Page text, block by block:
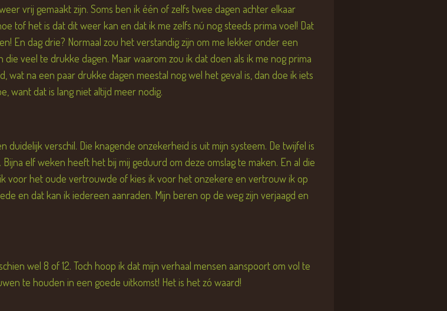
vrij gemaakt zijn. Soms ben ik één of zelfs twee dagen achter elkaar
tof het is dat dit weer kan en dat ik me zelfs nú nog steeds prima voel! Dat
En dag drie? Normaal zou het verstandig zijn om me lekker onder een
veel te drukke dagen. Maar waarom zou ik dat doen als ik me nog prima
wat na een paar drukke dagen meestal nog wel het geval is, dan doe ik iets
want dat is lang niet altijd meer nodig.
duidelijk verschil. Die knagende onzekerheid is uit mijn systeem. De twijfel is
elf weken heeft het bij mij geduurd om deze omslag te maken. En al die
voor het oude vertrouwde of kies ik voor het onzekere en vertrouw ik op
en dat kan ik iedereen aanraden. Mijn beren op de weg zijn verjaagd en
wel 8 of 12. Toch hoop ik dat mijn verhaal mensen aanspoort om vol te
te houden in een goede uitkomst! Het is het zó waard!